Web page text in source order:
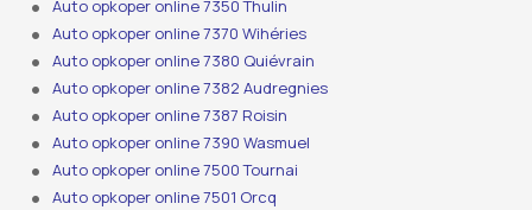
Auto opkoper online 7350 Thulin
Auto opkoper online 7370 Wihéries
Auto opkoper online 7380 Quiévrain
Auto opkoper online 7382 Audregnies
Auto opkoper online 7387 Roisin
Auto opkoper online 7390 Wasmuel
Auto opkoper online 7500 Tournai
Auto opkoper online 7501 Orcq